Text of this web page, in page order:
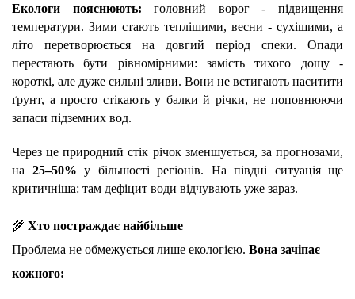
Екологи пояснюють: головний ворог - підвищення
температури. Зими стають теплішими, весни - сухішими, а
літо перетворюється на довгий період спеки. Опади
перестають бути рівномірними: замість тихого дощу -
короткі, але дуже сильні зливи. Вони не встигають наситити
ґрунт, а просто стікають у балки й річки, не поповнюючи
запаси підземних вод.
Через це природний стік річок зменшується, за прогнозами,
на 25–50% у більшості регіонів. На півдні ситуація ще
критичніша: там дефіцит води відчувають уже зараз.
🌾 Хто постраждає найбільше
Проблема не обмежується лише екологією. Вона зачіпає
кожного: